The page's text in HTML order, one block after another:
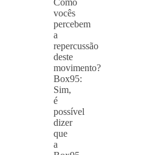
vocês
percebem
a
repercussão
deste
movimento?
Box95:
Sim,
é
possível
dizer
que
a